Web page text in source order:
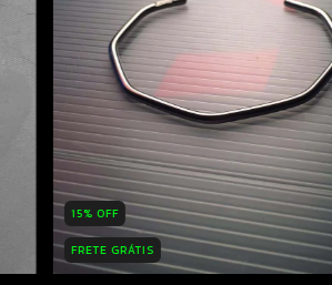
15% OFF
FRETE GRÁTIS